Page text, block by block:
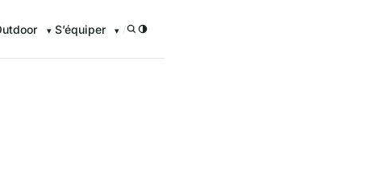
grâce à nos
S’équiper /